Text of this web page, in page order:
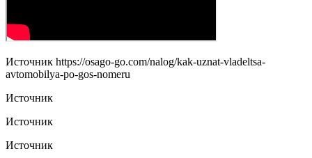
Источник https://osago-go.com/nalog/kak-uznat-vladeltsa-
avtomobilya-po-gos-nomeru
Источник
Источник
Источник